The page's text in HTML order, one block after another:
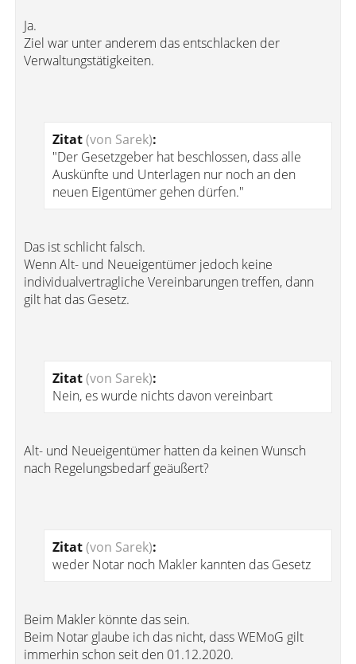
Ja.
Ziel war unter anderem das entschlacken der
Verwaltungstätigkeiten.
Zitat(von Sarek):
"Der Gesetzgeber hat beschlossen, dass alle
Auskünfte und Unterlagen nur noch an den
neuen Eigentümer gehen dürfen."
Das ist schlicht falsch.
Wenn Alt- und Neueigentümer jedoch keine
individualvertragliche Vereinbarungen treffen, dann
gilt hat das Gesetz.
Zitat(von Sarek):
Nein, es wurde nichts davon vereinbart
Alt- und Neueigentümer hatten da keinen Wunsch
nach Regelungsbedarf geäußert?
Zitat(von Sarek):
weder Notar noch Makler kannten das Gesetz
Beim Makler könnte das sein.
Beim Notar glaube ich das nicht, dass WEMoG gilt
immerhin schon seit den 01.12.2020.